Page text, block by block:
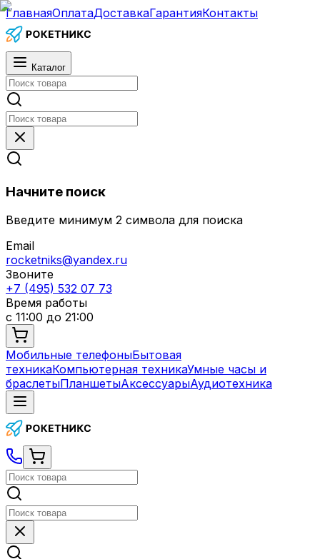
ГлавнаяОплатаДоставкаГарантияКонтакты
Каталог
Начните поиск
Введите минимум 2 символа для поиска
Email
rocketniks@yandex.ru
Звоните
+7 (495) 532 07 73
Время работы
с 11:00 до 21:00
Мобильные телефоныБытовая
техникаКомпьютерная техникаУмные часы и
браслетыПланшетыАксессуарыАудиотехника